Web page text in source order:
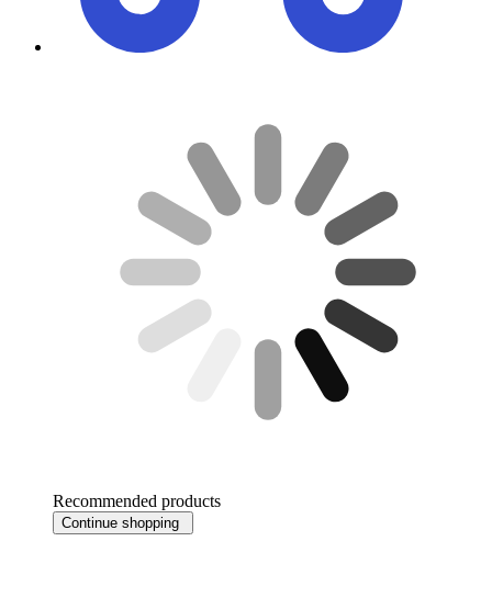
Recommended products
Continue shopping